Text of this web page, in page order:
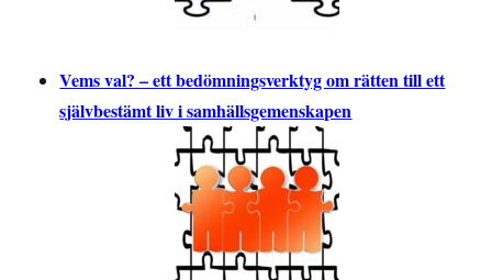
Vems val? – ett bedömningsverktyg om rätten till ett
självbestämt liv i samhällsgemenskapen